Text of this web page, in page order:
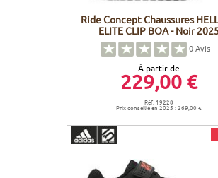
Ride Concept Chaussures
ELITE CLIP BOA - Noir
0Avis
À partir de
229,00 €
Réf. 19228
Prix conseillé en 2025 : 269,00 €